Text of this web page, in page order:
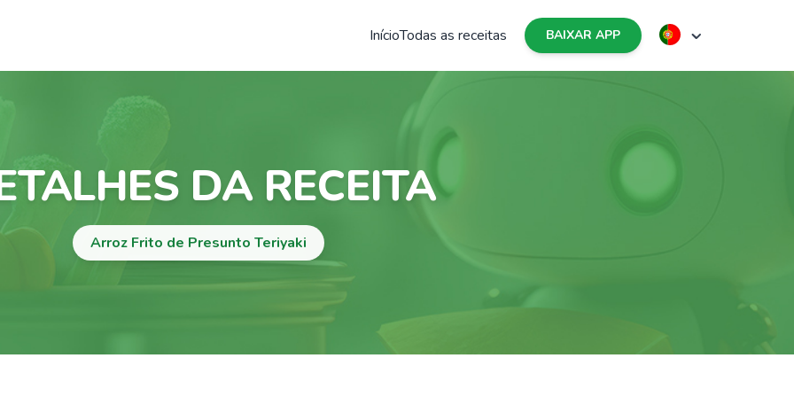
InícioTodas as receitas BAIXAR APP
DA RECEITA
Arroz Frito de Presunto Teriyaki